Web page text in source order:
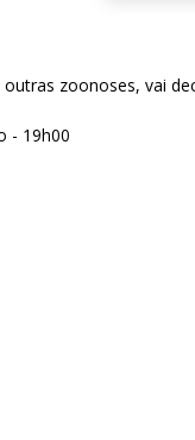
zoonoses, vai
- 19h00